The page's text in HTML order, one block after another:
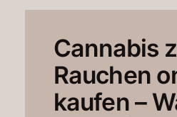
Cannabis
Rauchen
kaufen –